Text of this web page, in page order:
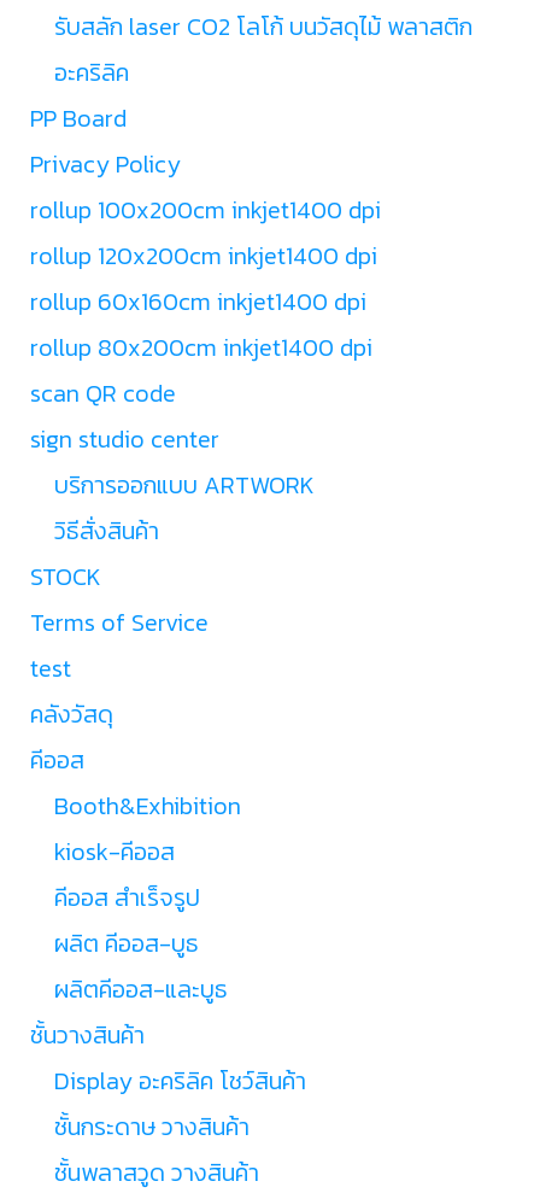
รับสลัก laser CO2 โลโก้ บนวัสดุไม้ พลาสติก
อะคริลิค
PP Board
Privacy Policy
rollup 100x200cm inkjet1400 dpi
rollup 120x200cm inkjet1400 dpi
rollup 60x160cm inkjet1400 dpi
rollup 80x200cm inkjet1400 dpi
scan QR code
sign studio center
บริการออกแบบ ARTWORK
วิธีสั่งสินค้า
STOCK
Terms of Service
test
คลังวัสดุ
คีออส
Booth&Exhibition
kiosk-คีออส
คีออส สำเร็จรูป
ผลิต คีออส-บูธ
ผลิตคีออส-และบูธ
ชั้นวางสินค้า
Display อะคริลิค โชว์สินค้า
ชั้นกระดาษ วางสินค้า
ชั้นพลาสวูด วางสินค้า